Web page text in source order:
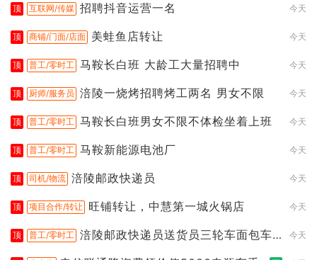
顶 互联网/传媒 招聘抖音运营一名 今天
顶 商铺/门面/店面 美蛙鱼店转让 今天
顶 普工/零时工 马鞍长白班 大龄工大量招聘中 今天
顶 厨师/服务员 涪陵一烧烤招聘烤工两名 男女不限 今天
顶 普工/零时工 马鞍长白班男女不限不体检坐着上班 今天
顶 普工/零时工 马鞍新能源电池厂 今天
顶 司机/物流 涪陵邮政快递员 今天
顶 项目合作/转让 旺铺转让，中慧第一城火锅店 今天
顶 普工/零时工 涪陵邮政快递员送货员三轮车面包车
今天